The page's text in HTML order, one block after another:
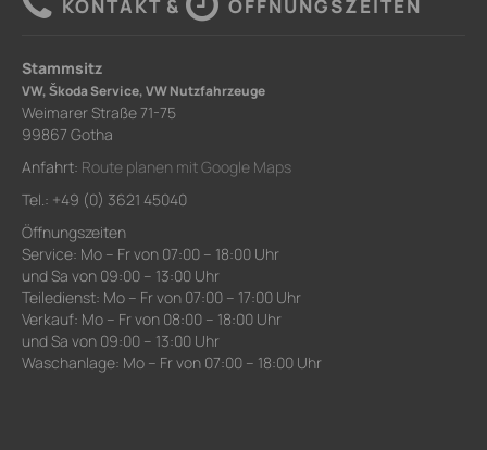
KONTAKT & ÖFFNUNGSZEITEN
Stammsitz
VW, Škoda Service, VW Nutzfahrzeuge
Weimarer Straße 71-75
99867 Gotha
Anfahrt: Route planen mit Google Maps
Tel.: +49 (0) 3621 45040
Öffnungszeiten
Service: Mo – Fr von 07:00 – 18:00 Uhr
und Sa von 09:00 – 13:00 Uhr
Teiledienst: Mo – Fr von 07:00 – 17:00 Uhr
Verkauf: Mo – Fr von 08:00 – 18:00 Uhr
und Sa von 09:00 – 13:00 Uhr
Waschanlage: Mo – Fr von 07:00 – 18:00 Uhr